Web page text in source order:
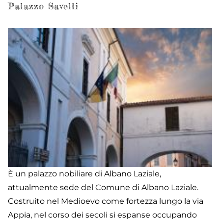
Palazzo Savelli
È un palazzo nobiliare di Albano Laziale,
attualmente sede del Comune di Albano Laziale.
Costruito nel Medioevo come fortezza lungo la via
Appia, nel corso dei secoli si espanse occupando